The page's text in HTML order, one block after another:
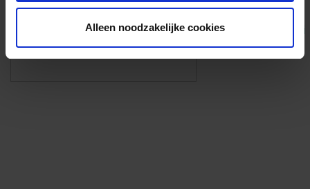
Alleen noodzakelijke cookies Eigen foto’s